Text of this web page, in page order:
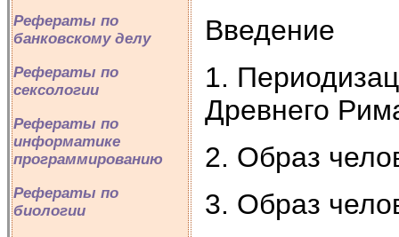
Рефераты по
банковскому делу
Рефераты по
сексологии
Рефераты по
информатике
программированию
Рефераты по
биологии
Введение
1.
Древнего
2. Образ
3. Образ